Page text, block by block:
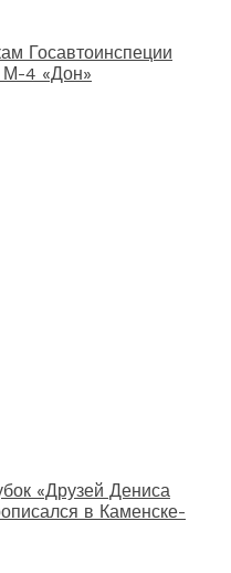
Госавтоинспеции
М-4 «Дон»
«Друзей Дениса
в Каменске-